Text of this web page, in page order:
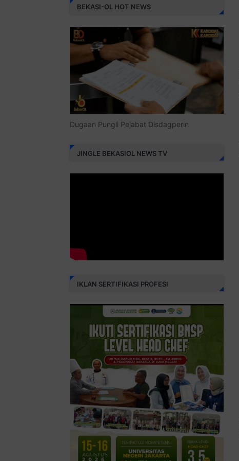
BEKASI-OL HOT NEWS
Dugaan Pungli Pejabat Disdagperin
JINGLE BEKASIOL NEWS TV
IKLAN SERTIFIKASI PROFESI